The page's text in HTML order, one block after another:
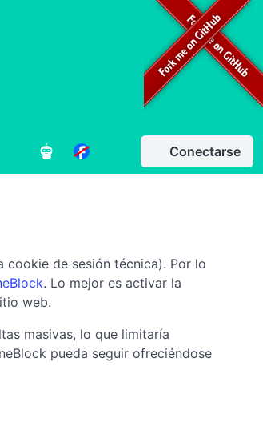
Conectarse
cookie de sesión técnica). Por lo
. Lo mejor es activar la
web.
masivas, lo que limitaría
pueda seguir ofreciéndose